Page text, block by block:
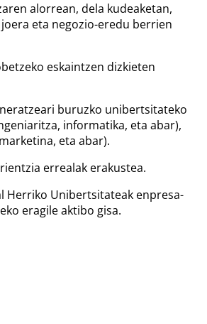
alorrean, dela kudeaketan,
eta negozio-eredu berrien
eskaintzen dizkieten
buruzko unibertsitateko
informatika, eta abar),
eta abar).
errealak erakustea.
Herriko Unibertsitateak enpresa-
eragile aktibo gisa.